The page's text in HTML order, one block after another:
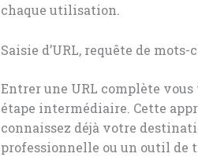
chaque utilisation.
Saisie d’URL, requête de
Entrer une URL complète
étape intermédiaire. Cette
connaissez déjà votre
professionnelle ou un outil de